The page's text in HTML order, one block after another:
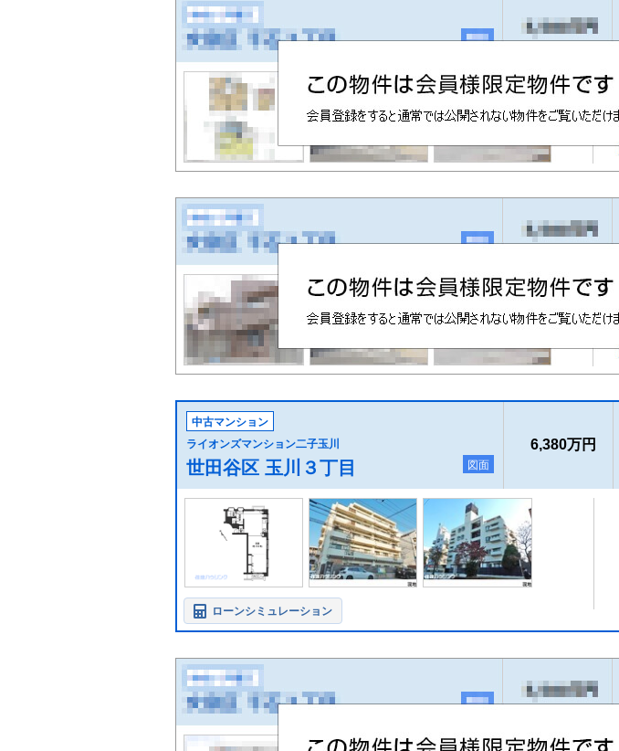
中古マンション
ライオンズマンション二子玉川
世田谷区 玉川３丁目 図面
6,380万円
ローンシミュレーション